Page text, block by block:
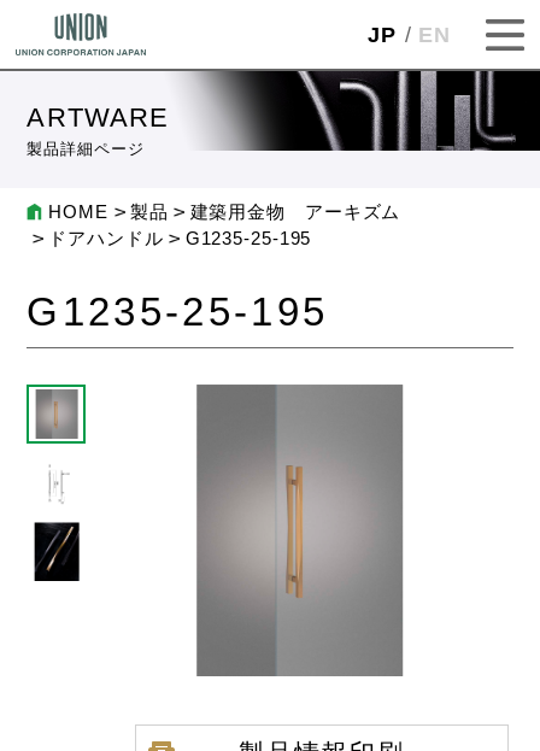
JP EN
ARTWARE
製品詳細ページ
HOME 製品
建築用金物 アーキズム
ドアハンドル
G1235-25-195
G1235-25-195